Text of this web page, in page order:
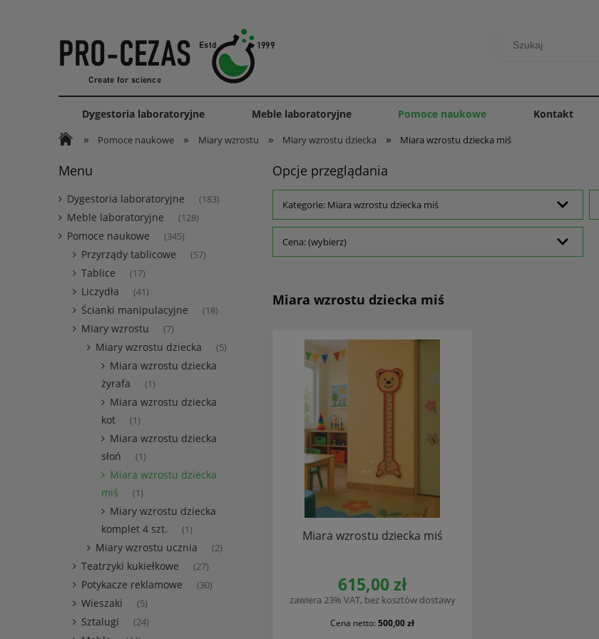
Dygestoria laboratoryjne Meble laboratoryjne Pomoce naukowe Kontakt
» Pomoce naukowe » Miary wzrostu » Miary wzrostu dziecka » Miara wzrostu dziecka miś
Menu
Dygestoria laboratoryjne (183)
Meble laboratoryjne (128)
Pomoce naukowe (345)
Przyrządy tablicowe (57)
Tablice (17)
Liczydła (41)
Ścianki manipulacyjne (18)
Miary wzrostu (7)
Miary wzrostu dziecka (5)
Miara wzrostu dziecka
żyrafa
(1)
Miara wzrostu dziecka
kot
(1)
Miara wzrostu dziecka
słoń
(1)
Miara wzrostu dziecka
miś
(1)
Miary wzrostu dziecka
komplet 4 szt.
(1)
Miary wzrostu ucznia (2)
Teatrzyki kukiełkowe (27)
Potykacze reklamowe (30)
Wieszaki (5)
Sztalugi (24)
Opcje przeglądania
Kategorie: Miara wzrostu dziecka miś
Cena: (wybierz)
Miara wzrostu dziecka miś
Miara wzrostu dziecka miś
615,00 zł
zawiera 23% VAT, bez kosztów dostawy
Cena netto: 500,00 zł